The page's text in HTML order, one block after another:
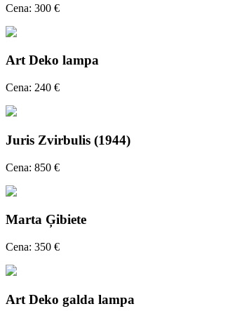
Cena: 300 €
Art Deko lampa
Cena: 240 €
Juris Zvirbulis (1944)
Cena: 850 €
Marta Ģibiete
Cena: 350 €
Art Deko galda lampa